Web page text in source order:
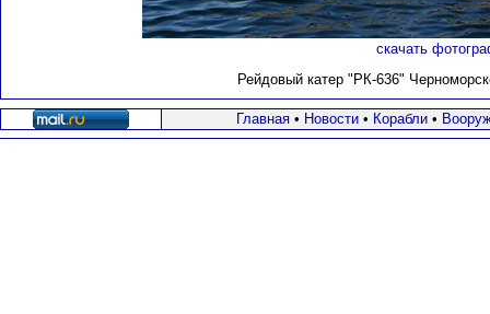
скачать
Рейдовый катер "РК-636"
Главная• Новости• Корабли•